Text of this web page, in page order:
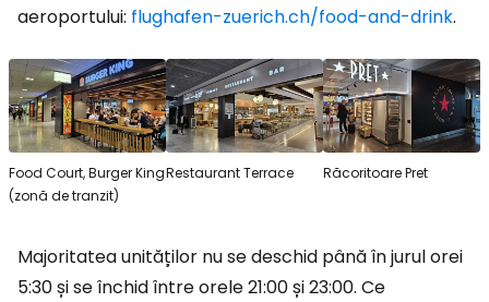
aeroportului: flughafen-zuerich.ch/food-and-drink.
Food Court, Burger King
(zonă de tranzit)
Restaurant Terrace Răcoritoare Pret
Majoritatea unităților nu se deschid până în jurul orei
5:30 și se închid între orele 21:00 și 23:00. Ce